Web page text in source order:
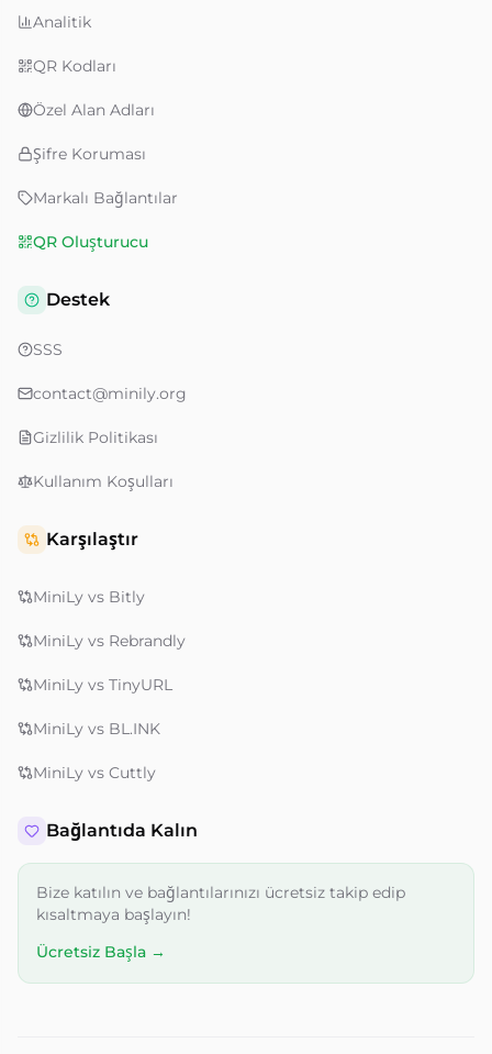
Analitik
QR Kodları
Özel Alan Adları
Şifre Koruması
Markalı Bağlantılar
QR Oluşturucu
Destek
SSS
contact@minily.org
Gizlilik Politikası
Kullanım Koşulları
Karşılaştır
MiniLy vs Bitly
MiniLy vs Rebrandly
MiniLy vs TinyURL
MiniLy vs BL.INK
MiniLy vs Cuttly
Bağlantıda Kalın
Bize katılın ve bağlantılarınızı ücretsiz takip edip
kısaltmaya başlayın!
Ücretsiz Başla →